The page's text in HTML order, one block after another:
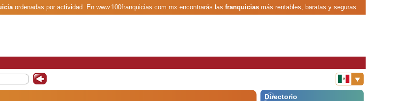
ordenadas por actividad. En www.100franquicias.com.mx encontrarás las franquiciasmás rentables, baratas y seguras.
Directorio